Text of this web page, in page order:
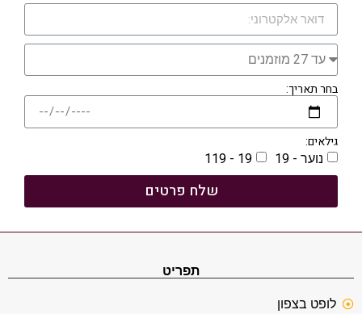
בחר תאריך:
גילאים:
נוער - 19 19 - 119
שלח פרטים
תפריט
לופט בצפון